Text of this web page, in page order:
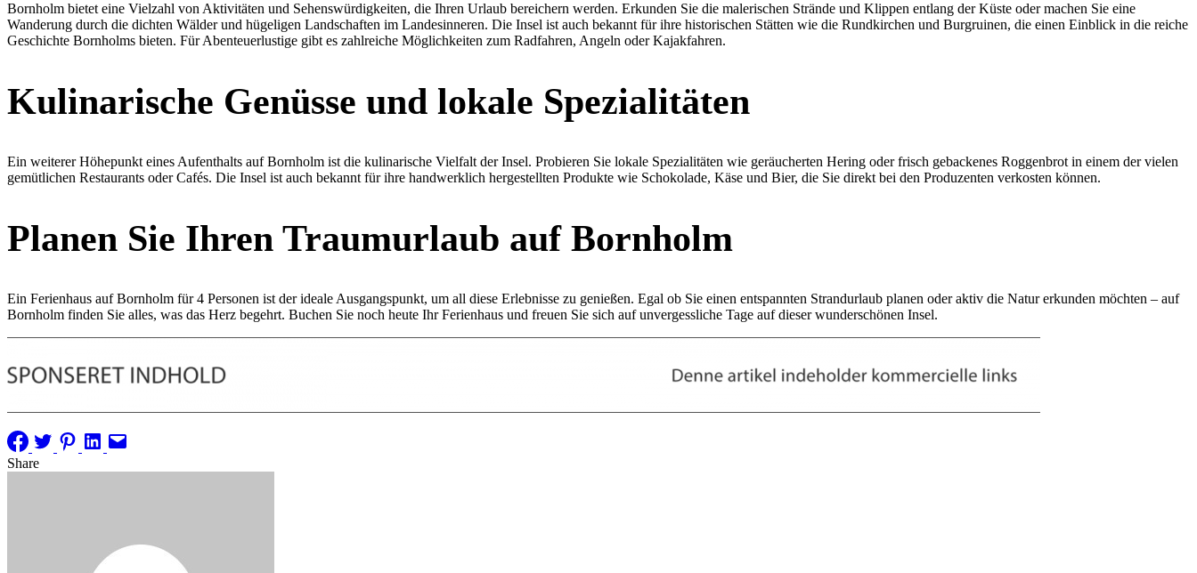
Bornholm bietet eine Vielzahl von Aktivitäten und Sehenswürdigkeiten, die Ihren Urlaub bereichern werden. Erkunden Sie die malerischen Strände und Klippen entlang der Küste oder machen Sie eine
Wanderung durch die dichten Wälder und hügeligen Landschaften im Landesinneren. Die Insel ist auch bekannt für ihre historischen Stätten wie die Rundkirchen und Burgruinen, die einen Einblick in die reiche
Geschichte Bornholms bieten. Für Abenteuerlustige gibt es zahlreiche Möglichkeiten zum Radfahren, Angeln oder Kajakfahren.
Kulinarische Genüsse und lokale Spezialitäten
Ein weiterer Höhepunkt eines Aufenthalts auf Bornholm ist die kulinarische Vielfalt der Insel. Probieren Sie lokale Spezialitäten wie geräucherten Hering oder frisch gebackenes Roggenbrot in einem der vielen
gemütlichen Restaurants oder Cafés. Die Insel ist auch bekannt für ihre handwerklich hergestellten Produkte wie Schokolade, Käse und Bier, die Sie direkt bei den Produzenten verkosten können.
Planen Sie Ihren Traumurlaub auf Bornholm
Ein Ferienhaus auf Bornholm für 4 Personen ist der ideale Ausgangspunkt, um all diese Erlebnisse zu genießen. Egal ob Sie einen entspannten Strandurlaub planen oder aktiv die Natur erkunden möchten – auf
Bornholm finden Sie alles, was das Herz begehrt. Buchen Sie noch heute Ihr Ferienhaus und freuen Sie sich auf unvergessliche Tage auf dieser wunderschönen Insel.
Share